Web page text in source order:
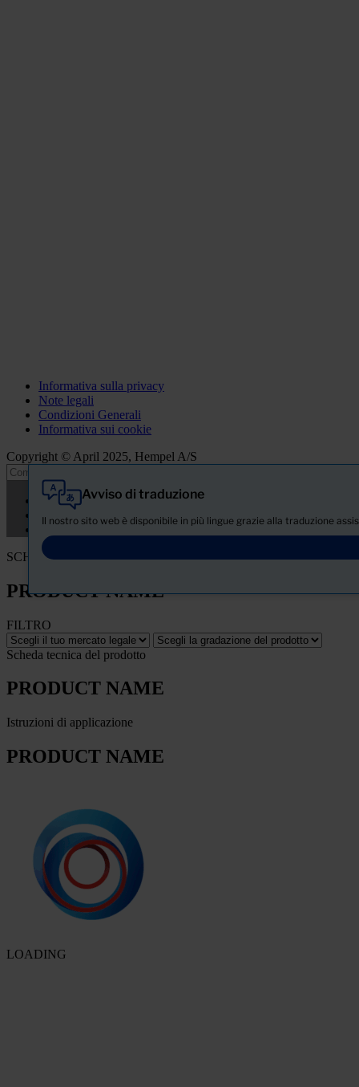
Informativa sulla privacy
Note legali
Condizioni Generali
Informativa sui cookie
Copyright © April 2025, Hempel A/S
Avviso di traduzione
Il nostro sito web è disponibile in più lingue grazie alla traduzione
Tutti
Prodotti
SCHEDA TECNICA DI SICUREZZA
PRODUCT NAME
FILTRO
Scheda tecnica del prodotto
PRODUCT NAME
Istruzioni di applicazione
PRODUCT NAME
LOADING